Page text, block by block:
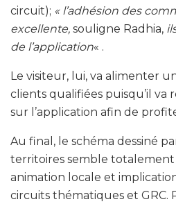
circuit); « l’adhésion des
excellente, souligne Radhia,
de l’application« .
Le visiteur, lui, va alimenter
clients qualifiées puisqu’il va
sur l’application afin de
Au final, le schéma dessiné
territoires semble
animation locale et
circuits thématiques et GRC.